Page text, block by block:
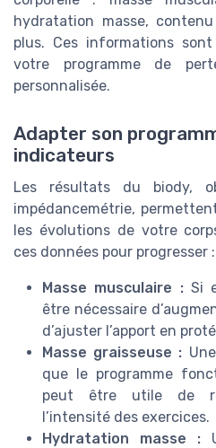
hydratation masse,
plus. Ces informations
votre programme de
personnalisée.
Adapter son
indicateurs
Les résultats du biody,
impédancemétrie,
les évolutions de votre
ces données pour progresser :
Masse musculaire :Si
être nécessaire
d’ajuster l’apport en
Masse graisseuse :
que le programme
peut être utile de
l’intensité des exercices.
Hydratation masse :